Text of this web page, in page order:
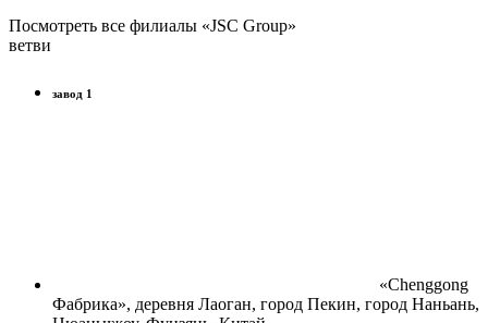
Посмотреть все филиалы «JSC Group»
ветви
завод 1
«Chenggong
Фабрика», деревня Лаоган, город Пекин, город Наньань,